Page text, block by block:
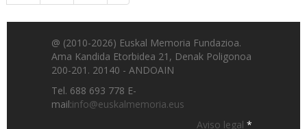
@ (2010-2026) Euskal Memoria Fundazioa.
Ama Kandida Etorbidea 21, Denak Poligonoa
200-201. 20140 - ANDOAIN
Tel. 688 693 778 E-
mail:info@euskalmemoria.eus
Aviso legal *